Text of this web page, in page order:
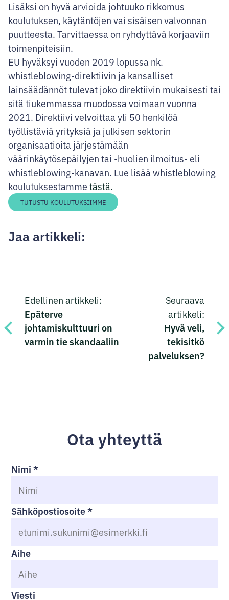
Lisäksi on hyvä arvioida johtuuko rikkomus
koulutuksen, käytäntöjen vai sisäisen valvonnan
puutteesta. Tarvittaessa on ryhdyttävä korjaaviin
toimenpiteisiin.
EU hyväksyi vuoden 2019 lopussa nk.
whistleblowing-direktiivin ja kansalliset
lainsäädännöt tulevat joko direktiivin mukaisesti tai
sitä tiukemmassa muodossa voimaan vuonna
2021. Direktiivi velvoittaa yli 50 henkilöä
työllistäviä yrityksiä ja julkisen sektorin
organisaatioita järjestämään
väärinkäytösepäilyjen tai -huolien ilmoitus- eli
whistleblowing-kanavan. Lue lisää whistleblowing
koulutuksestamme tästä.
TUTUSTU KOULUTUKSIIMME
Jaa artikkeli:
selaus
Edellinen artikkeli:
Epäterve
johtamiskulttuuri on
varmin tie skandaaliin
Seuraava
artikkeli:
Hyvä veli,
tekisitkö
palveluksen?
Ota yhteyttä
Nimi*
Sähköpostiosoite*
Aihe
Viesti